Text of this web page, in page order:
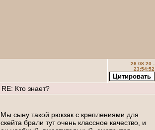
26.08.20 -
23:54:52
RE: Кто знает?
Мы сыну такой рюкзак с креплениями для
скейта брали тут очень классное качество, и